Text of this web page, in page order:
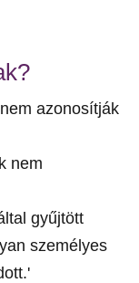
azonosítják
nem
gyűjtött
személyes